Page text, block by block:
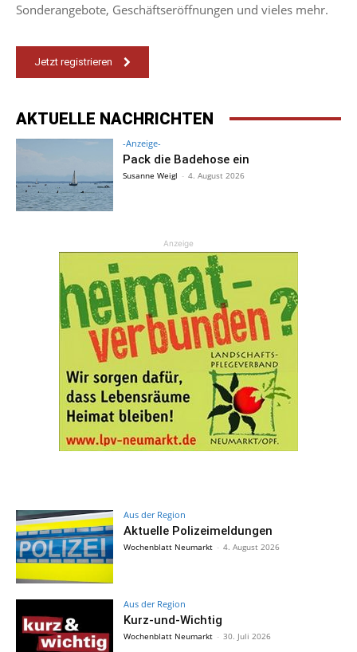
Sonderangebote, Geschäftseröffnungen und vieles mehr.
Jetzt registrieren
AKTUELLE NACHRICHTEN
-Anzeige-
Pack die Badehose ein
Susanne Weigl - 4. August 2026
Anzeige
Aus der Region
Aktuelle Polizeimeldungen
Wochenblatt Neumarkt - 4. August 2026
Aus der Region
Kurz-und-Wichtig
Wochenblatt Neumarkt - 30. Juli 2026